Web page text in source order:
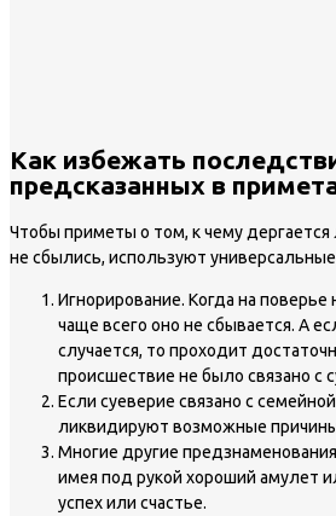
Как избежать
предсказанных в
Чтобы приметы о том, к чему дергается
не сбылись, используют
Игнорирование. Когда на
чаще всего оно не сбывается. А
случается, то проходит
происшествие не было связано с
Если суеверие связано с
ликвидируют возможные
Многие другие
имея под рукой хороший амулет
успех или счастье.